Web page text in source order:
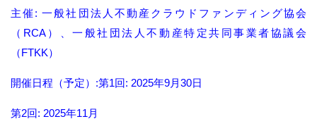
主催: 一般社団法人不動産クラウドファンディング協会
（RCA）、一般社団法人不動産特定共同事業者協議会
（FTKK）
開催日程（予定）:第1回: 2025年9月30日
第2回: 2025年11月